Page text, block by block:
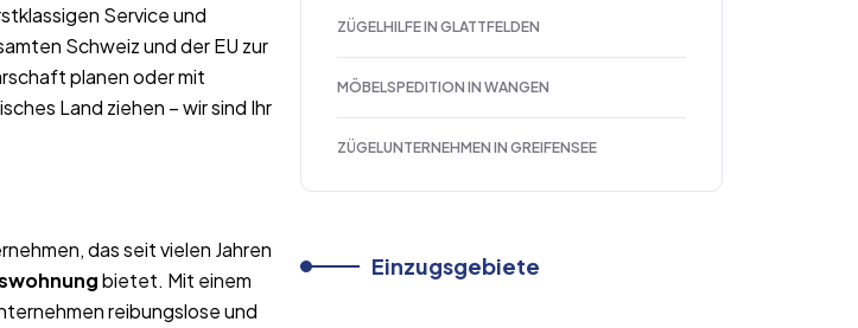
Service und
Schweiz und der EU zur
planen oder mit
Land ziehen – wir sind Ihr
das seit vielen Jahren
bietet. Mit einem
reibungslose und
ZÜGELHILFE IN GLATTFELDEN
MÖBELSPEDITION IN WANGEN
ZÜGELUNTERNEHMEN IN GREIFENSEE
Einzugsgebiete